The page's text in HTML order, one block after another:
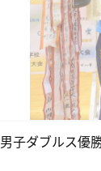
男子ダブルス優